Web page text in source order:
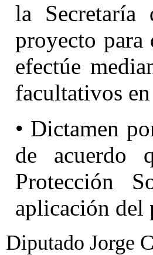
la
proyecto para
efectúe
facultativos
• Dictamen
de acuerdo
Protección
aplicación del
Diputado Jorge